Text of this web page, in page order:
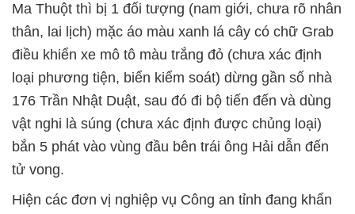
Ma Thuột thì bị 1 đối tượng (nam giới, chưa rõ nhân
thân, lai lịch) mặc áo màu xanh lá cây có chữ Grab
điều khiển xe mô tô màu trắng đỏ (chưa xác định
loại phương tiện, biển kiểm soát) dừng gần số nhà
176 Trần Nhật Duật, sau đó đi bộ tiến đến và dùng
vật nghi là súng (chưa xác định được chủng loại)
bắn 5 phát vào vùng đầu bên trái ông Hải dẫn đến
tử vong.
Hiện các đơn vị nghiệp vụ Công an tỉnh đang khẩn